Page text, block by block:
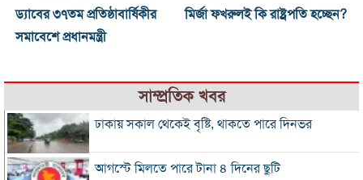
ড্যাবের ৩৭তম প্রতিষ্ঠাবার্ষিকীর
সমাবেশে প্রধানমন্ত্রী
মির্জা ফখরুলই কি রাষ্ট্রপতি হচ্ছেন?
সাম্প্রতিক খবর
ঢাকায় সকাল থেকেই বৃষ্টি, থাকতে পারে দিনভর
আগস্টে মিলতে পারে টানা ৪ দিনের ছুটি